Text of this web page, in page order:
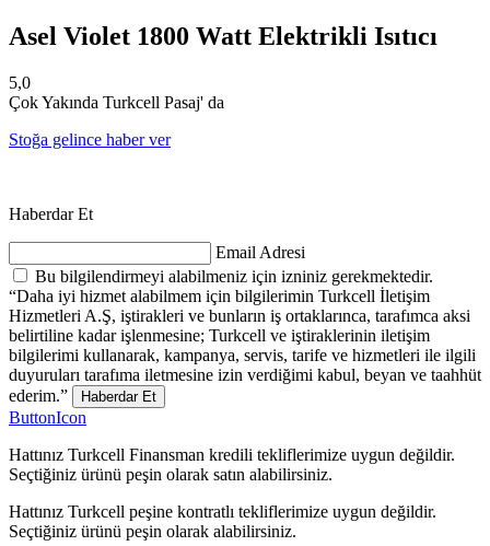
Asel Violet 1800 Watt Elektrikli Isıtıcı
5,0
Çok Yakında Turkcell Pasaj' da
Stoğa gelince haber ver
Haberdar Et
Email Adresi
Bu bilgilendirmeyi alabilmeniz için izniniz gerekmektedir.
“Daha iyi hizmet alabilmem için bilgilerimin Turkcell İletişim
Hizmetleri A.Ş, iştirakleri ve bunların iş ortaklarınca, tarafımca aksi
belirtiline kadar işlenmesine; Turkcell ve iştiraklerinin iletişim
bilgilerimi kullanarak, kampanya, servis, tarife ve hizmetleri ile ilgili
duyuruları tarafıma iletmesine izin verdiğimi kabul, beyan ve taahhüt
ederim.”
Haberdar Et
ButtonIcon
Hattınız Turkcell Finansman kredili tekliflerimize uygun değildir.
Seçtiğiniz ürünü peşin olarak satın alabilirsiniz.
Hattınız Turkcell peşine kontratlı tekliflerimize uygun değildir.
Seçtiğiniz ürünü peşin olarak alabilirsiniz.